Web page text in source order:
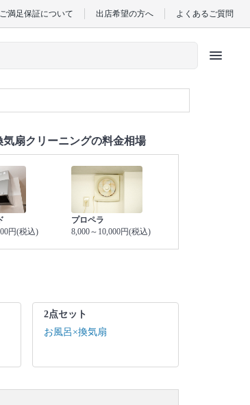
ご満足保証について 出店希望の方へ よくあるご質問
menu
扇クリーニングの料金相場
円(税込)
プロペラ
8,000～10,000円(税込)
2点セット
お風呂×換気扇